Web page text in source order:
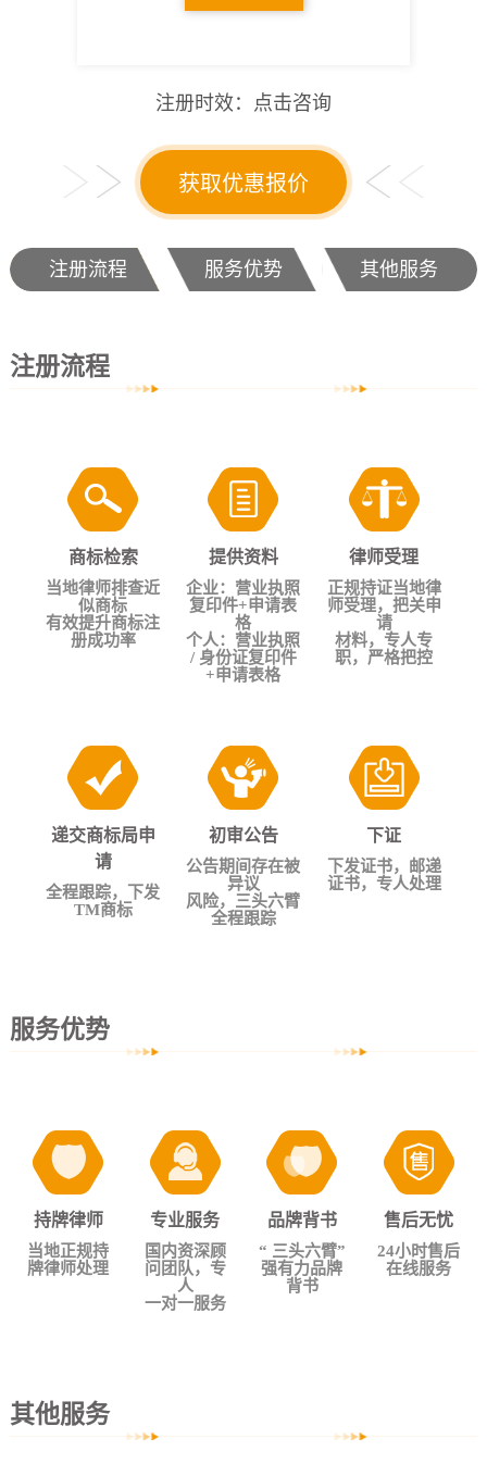
注册时效：点击咨询
获取优惠报价
注册流程 服务优势 其他服务
注册流程
商标检索
当地律师排查近
似商标
有效提升商标注
册成功率
提供资料
企业：营业执照
复印件+申请表
格
个人：营业执照
/ 身份证复印件
+申请表格
律师受理
正规持证当地律
师受理，把关申
请
材料，专人专
职，严格把控
递交商标局申
请
全程跟踪，下发
TM商标
初审公告
公告期间存在被
异议
风险，三头六臂
全程跟踪
下证
下发证书，邮递
证书，专人处理
服务优势
持牌律师
当地正规持
牌律师处理
专业服务
国内资深顾
问团队，专
人
一对一服务
品牌背书
“ 三头六臂”
强有力品牌
背书
售后无忧
24小时售后
在线服务
其他服务